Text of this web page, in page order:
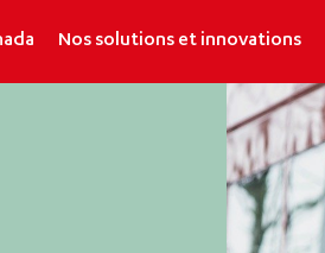
Nos solutions et innovations